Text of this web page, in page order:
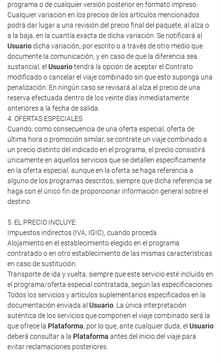
programa o de cualquier versión posterior en formato impreso.
Cualquier variación en los precios de los artículos mencionados
podrá dar lugar a una revisión del precio final del paquete, al alza o
a la baja, en la cuantía exacta de dicha variación. Se notificará al
Usuariodicha variación, por escrito o a través de otro medio que
documente la comunicación, y en caso de que la diferencia sea
sustancial, el Usuariotendrá la opción de aceptar el Contrato
modificado o cancelar el viaje combinado sin que esto suponga una
penalización. En ningún caso se revisará al alza el precio de una
reserva efectuada dentro de los veinte días inmediatamente
anteriores a la fecha de salida.
4. OFERTAS ESPECIALES
Cuando, como consecuencia de una oferta especial, oferta de
última hora o promoción similar, se contrate un viaje combinado a
un precio distinto del indicado en el programa, el precio consistirá
únicamente en aquellos servicios que se detallen específicamente
en la oferta especial, aunque en la oferta se haga referencia a
alguno de los programas descritos, siempre que dicha referencia se
haga con el único fin de proporcionar información general sobre el
destino.
5. EL PRECIO INCLUYE:
Impuestos indirectos (IVA, IGIC), cuando proceda
Alojamiento en el establecimiento elegido en el programa
contratado o en otro establecimiento de las mismas características
en caso de sustitución.
Transporte de ida y vuelta, siempre que este servicio esté incluido en
el programa/oferta especial contratada, según las especificaciones
Todos los servicios y artículos suplementarios especificados en la
documentación enviada al Usuario . La única interpretación
auténtica de los servicios que componen el viaje combinado será la
que ofrece la Plataforma, por lo que, ante cualquier duda, el Usuario
deberá consultar a la Plataforma antes del inicio del viaje para
evitar reclamaciones posteriores.